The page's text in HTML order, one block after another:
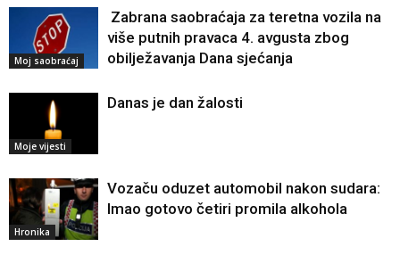
Moj saobraćaj
Zabrana saobraćaja za teretna vozila na
više putnih pravaca 4. avgusta zbog
obilježavanja Dana sjećanja
Moje vijesti
Danas je dan žalosti
Hronika
Vozaču oduzet automobil nakon sudara:
Imao gotovo četiri promila alkohola